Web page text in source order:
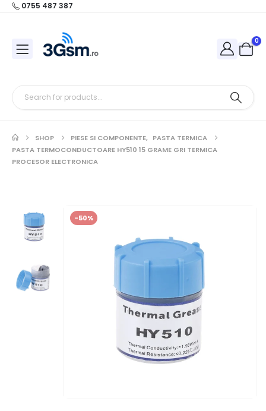
0755 487 387
0
SHOP PIESE SI COMPONENTE, PASTA TERMICA
PASTA TERMOCONDUCTOARE HY510 15 GRAME GRI TERMICA
PROCESOR ELECTRONICA
-50%